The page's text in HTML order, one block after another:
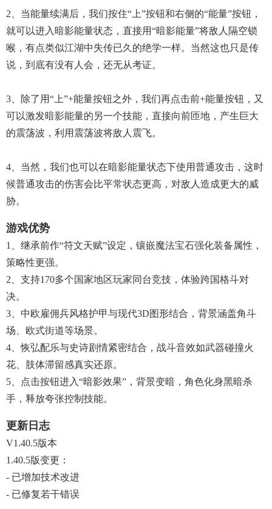
2、当能量续满后，我们按住“上”按钮和右侧的“能量”按钮，
就可以进入暗影能量状态，直接用“暗影能量”将敌人隔空锁
喉，有点类似江湖中失传已久的绝学一样。当然这也只是传
说，到底有没有人会，还无从考证。
3、除了用“上”+能量按钮之外，我们再点击前+能量按钮，又
可以激发暗影能量的另一个技能，直接向前匝地，产生巨大
的震荡波，利用震荡波将敌人震飞。
4、当然，我们也可以在暗影能量状态下使用普通攻击，这时
候普通攻击的伤害会比平常状态更高，对敌人造成更大的威
胁。
游戏优势
1、继承前作“符文天赋”设定，镶嵌魔法宝石强化装备属性，
策略性更强。
2、支持170多个国家地区玩家同台竞技，体验跨国格斗对
决。
3、中欧雇佣兵风格护甲与现代3D图形结合，背景涵盖角斗
场、欧式街道等场景。
4、恢弘配乐与史诗剧情紧密结合，战斗音效如武器碰撞火
花、肢体滞留感真实还原。
5、点击按钮进入“暗影效果”，背景变暗，角色化身黑暗杀
手，释放夸张控制技能。
更新日志
V1.40.5版本
1.40.5版变更：
- 已增加技术改进
- 已修复若干错误